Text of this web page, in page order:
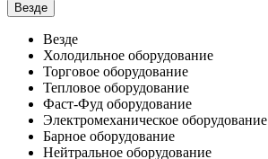
Везде
Везде
Холодильное оборудование
Торговое оборудование
Тепловое оборудование
Фаст-Фуд оборудование
Электромеханическое оборудование
Барное оборудование
Нейтральное оборудование